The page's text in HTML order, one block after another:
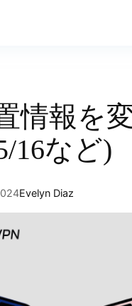
情報を
16など)
Evelyn Diaz